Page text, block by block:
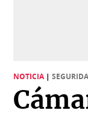
Economía
MundoBlogs
NOTICIA |